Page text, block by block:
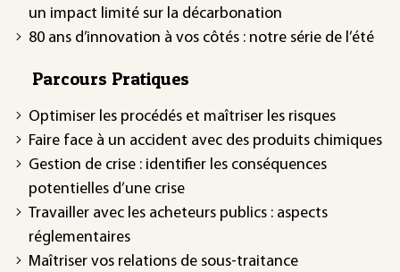
un impact limité sur la décarbonation
80 ans d’innovation à vos côtés : notre série de l’été
Parcours Pratiques
Optimiser les procédés et maîtriser les risques
Faire face à un accident avec des produits chimiques
Gestion de crise : identifier les conséquences
potentielles d’une crise
Travailler avec les acheteurs publics : aspects
réglementaires
Maîtriser vos relations de sous-traitance